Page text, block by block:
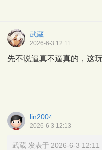
武蔵
2026-6-3 12:11
先不说逼真不逼真的，这
lin2004
2026-6-3 12:13
武蔵 发表于 2026-6-3 12:11